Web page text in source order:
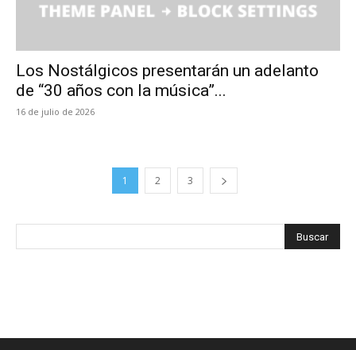
Los Nostálgicos presentarán un adelanto
de “30 años con la música”...
16 de julio de 2026
1 2 3